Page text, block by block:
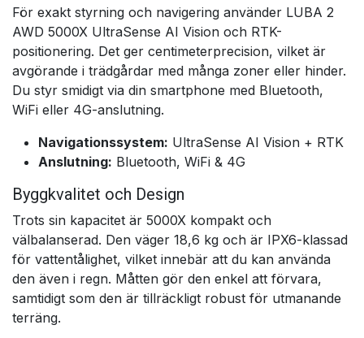
För exakt styrning och navigering använder LUBA 2
AWD 5000X UltraSense AI Vision och RTK-
positionering. Det ger centimeterprecision, vilket är
avgörande i trädgårdar med många zoner eller hinder.
Du styr smidigt via din smartphone med Bluetooth,
WiFi eller 4G-anslutning.
Navigationssystem: UltraSense AI Vision + RTK
Anslutning: Bluetooth, WiFi & 4G
Byggkvalitet och Design
Trots sin kapacitet är 5000X kompakt och
välbalanserad. Den väger 18,6 kg och är IPX6-klassad
för vattentålighet, vilket innebär att du kan använda
den även i regn. Måtten gör den enkel att förvara,
samtidigt som den är tillräckligt robust för utmanande
terräng.